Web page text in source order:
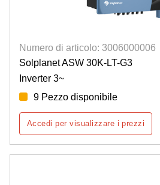
Numero di articolo: 3006000006
Solplanet ASW 30K-LT-G3
Inverter 3~
9 Pezzo disponibile
Accedi per visualizzare i prezzi